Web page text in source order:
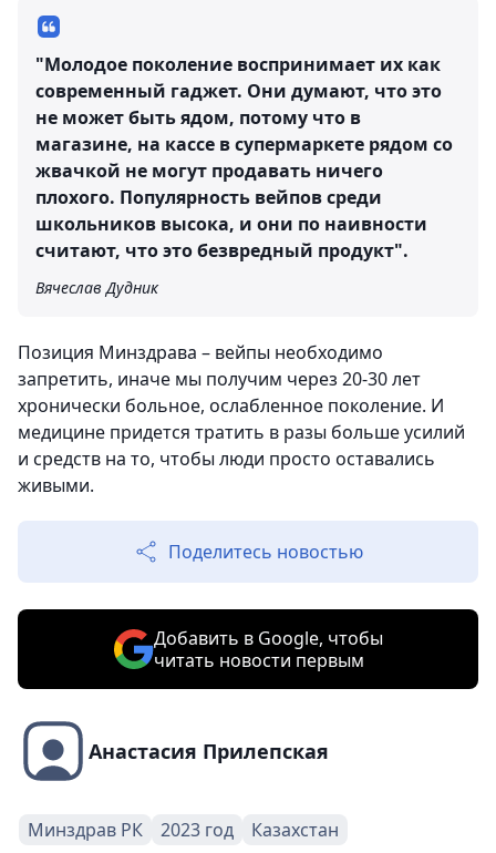
"Молодое поколение воспринимает их как
современный гаджет. Они думают, что это
не может быть ядом, потому что в
магазине, на кассе в супермаркете рядом со
жвачкой не могут продавать ничего
плохого. Популярность вейпов среди
школьников высока, и они по наивности
считают, что это безвредный продукт".
Вячеслав Дудник
Позиция Минздрава – вейпы необходимо
запретить, иначе мы получим через 20-30 лет
хронически больное, ослабленное поколение. И
медицине придется тратить в разы больше усилий
и средств на то, чтобы люди просто оставались
живыми.
Поделитесь новостью
Добавить в Google, чтобы
читать новости первым
Анастасия Прилепская
Минздрав РК 2023 год Казахстан